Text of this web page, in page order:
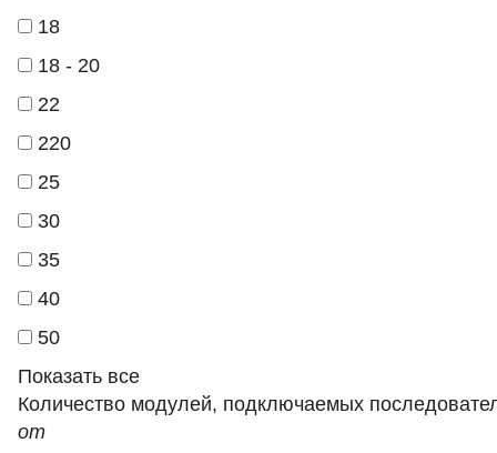
18
18 - 20
22
220
25
30
35
40
50
Показать все
Количество модулей, подключаемых
от